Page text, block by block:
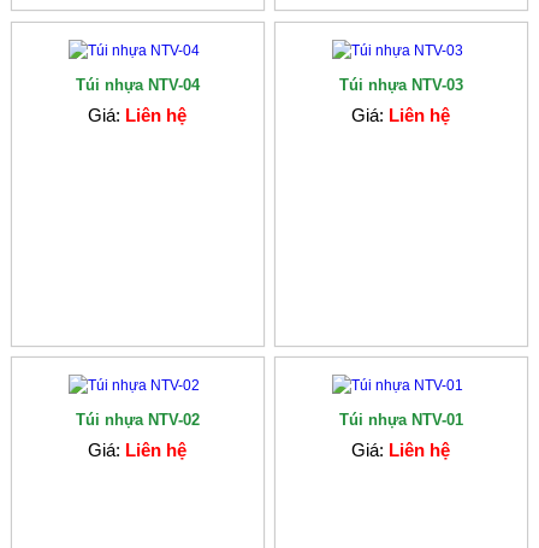
Túi nhựa NTV-04
Giá: Liên hệ
Túi nhựa NTV-03
Giá: Liên hệ
Túi nhựa NTV-02
Giá: Liên hệ
Túi nhựa NTV-01
Giá: Liên hệ